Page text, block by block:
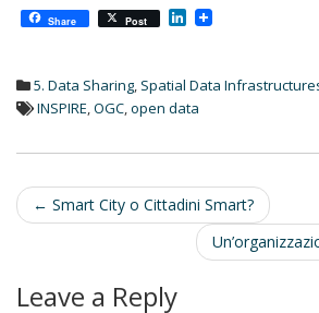
Share Post L
e
d
5. Data Sharing, Spatial Data
INSPIRE,OGC,open data
Post
navigation
← Smart City o Cittadini Smart?
Leave a Reply